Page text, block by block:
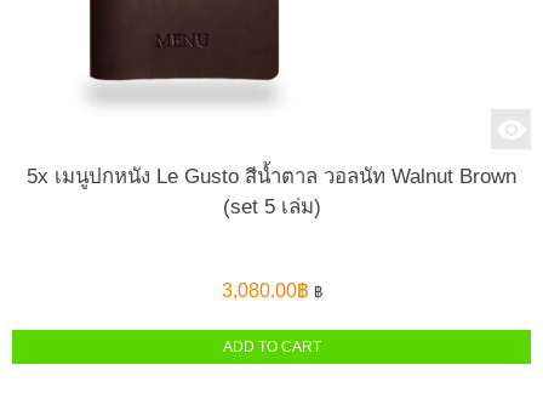
5x เมนูปกหนัง Le Gusto สีน้ำตาล วอลนัท Walnut Brown
(set 5 เล่ม)
3,080.00฿ ฿
ADD TO CART